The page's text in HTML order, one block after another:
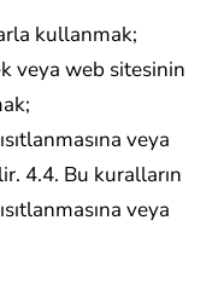
kullanmak;
veya web sitesinin
veya
4.4. Bu kuralların
veya